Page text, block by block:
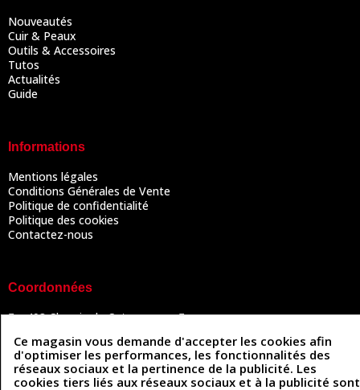
Nouveautés
Cuir & Peaux
Outils & Accessoires
Tutos
Actualités
Guide
Informations
Mentions légales
Conditions Générales de Vente
Politique de confidentialité
Politique des cookies
Contactez-nous
Coordonnées
493 Chemin de Catougnac
contact@cuirenstock.com
Ce magasin vous demande d'accepter les cookies afin
d'optimiser les performances, les fonctionnalités des
réseaux sociaux et la pertinence de la publicité. Les
cookies tiers liés aux réseaux sociaux et à la publicité sont